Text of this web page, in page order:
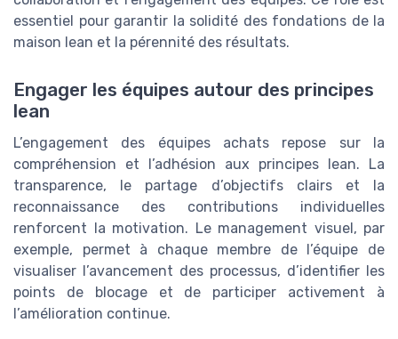
essentiel pour garantir la solidité des fondations de la
maison lean et la pérennité des résultats.
Engager les équipes autour des principes
lean
L’engagement des équipes achats repose sur la
compréhension et l’adhésion aux principes lean. La
transparence, le partage d’objectifs clairs et la
reconnaissance des contributions individuelles
renforcent la motivation. Le management visuel, par
exemple, permet à chaque membre de l’équipe de
visualiser l’avancement des processus, d’identifier les
points de blocage et de participer activement à
l’amélioration continue.